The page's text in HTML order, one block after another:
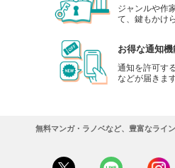
ジャンルや作
て、鍵もかけ
お得な通知機
通知を許可す
などが届きます
無料マンガ・ラノベなど、豊富なライ